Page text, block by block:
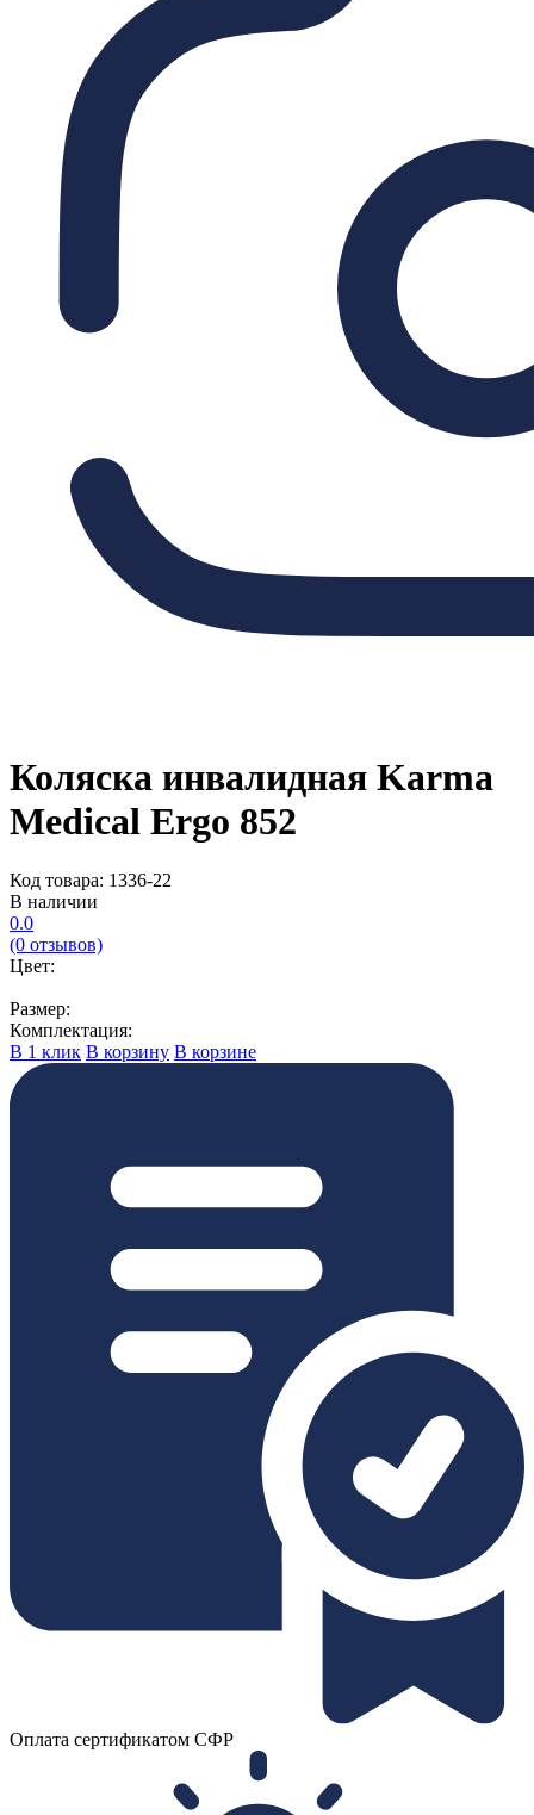
Коляска инвалидная Karma
Medical Ergo 852
Код товара: 1336-22
В наличии
0.0
(0 отзывов)
Цвет:
Размер:
Комплектация:
В 1 клик В корзину В корзине
Оплата сертификатом СФР